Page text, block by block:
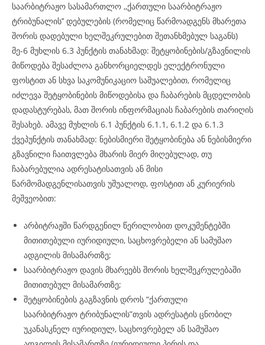
საარბიტრაჟო სასამართლო ,,ქართული საარბიტრაჟო
ტრიბუნალის’’ დებულების (რომელიც წარმოადგენს მხარეთა
შორის დადებული ხელშეკრულებით შეთანხმებულ საგანს)
მე-6 მუხლის 6.3 პუნქტის თანახმად: შეტყობინების/გზავნილის
მიწოდება შესაძლოა განხორციელდეს ელექტრონული
ფოსტით ან სხვა საკომუნიკაციო საშუალებით, რომელიც
იძლევა შეტყობინების მიწოდებისა და ჩაბარების მცდელობის
დადასტურებას, მათ შორის ინფორმაციას ჩაბარების თარიღის
შესახებ. ამავე მუხლის 6.1 პუნქტის 6.1.1, 6.1.2 და 6.1.3
ქვეპუნქტის თანახმად: ნებისმიერი შეტყობინება ან ნებისმიერი
გზავნილი ჩაითვლება მხარის მიერ მიღებულად, თუ
ჩაბარებულია ადრესატისათვის ან მისი
წარმომადგენლისათვის უშუალოდ, ფოსტით ან კურიერის
მეშვეობით:
არბიტრაჟში წარდგენილ წერილობით დოკუმენტებში
მითითებული იურიდიული, საცხოვრებელი ან სამუშაო
ადგილის მისამართზე;
საარბიტრაჟო დავის მხარეებს შორის ხელშეკრულებაში
მითითებულ მისამართზე;
შეტყობინების გაგზავნის დროს “ქართული
საარბიტრაჟო ტრიბუნალის”თვის ადრესატის ცნობილ
უკანასკნელ იურიდიულ, საცხოვრებელ ან სამუშაო